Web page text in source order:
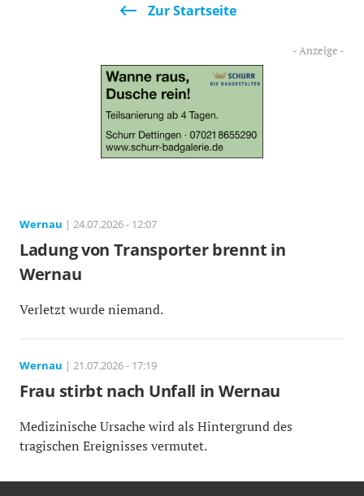
Zur Startseite
Wernau | 24.07.2026 - 12:07
Ladung von Transporter brennt in
Wernau
Verletzt wurde niemand.
Wernau | 21.07.2026 - 17:19
Frau stirbt nach Unfall in Wernau
Medizinische Ursache wird als Hintergrund des
tragischen Ereignisses vermutet.